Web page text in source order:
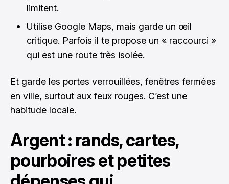
limitent.
Utilise Google Maps, mais garde un œil
critique. Parfois il te propose un « raccourci »
qui est une route très isolée.
Et garde les portes verrouillées, fenêtres fermées
en ville, surtout aux feux rouges. C’est une
habitude locale.
Argent : rands, cartes,
pourboires et petites